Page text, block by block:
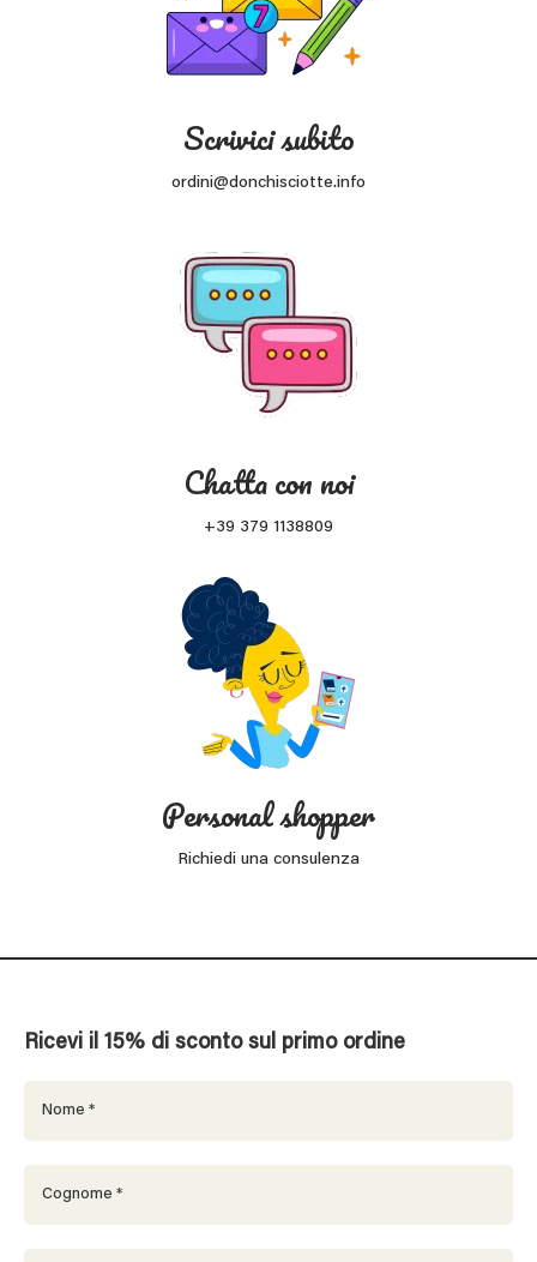
Scrivici subito
ordini@donchisciotte.info
Chatta con noi
+39 379 1138809
Personal shopper
Richiedi una consulenza
Ricevi il 15% di sconto sul primo ordine